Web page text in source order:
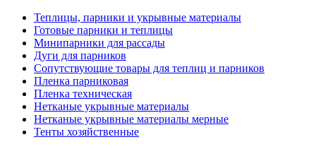
Теплицы, парники и укрывные материалы
Готовые парники и теплицы
Минипарники для рассады
Дуги для парников
Сопутствующие товары для теплиц и парников
Пленка парниковая
Пленка техническая
Нетканые укрывные материалы
Нетканые укрывные материалы мерные
Тенты хозяйственные